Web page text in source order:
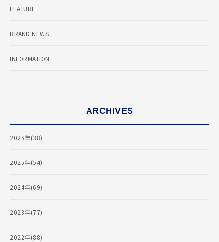
FEATURE
BRAND NEWS
INFORMATION
ARCHIVES
2026年(38)
2025年(54)
2024年(69)
2023年(77)
2022年(88)